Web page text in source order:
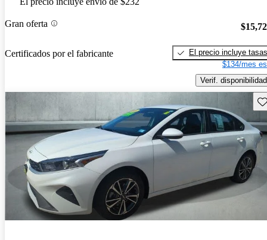
Gran oferta
Certificados por el fabricante
El precio incluye tasas
$134/mes
Verif. disponibilidad